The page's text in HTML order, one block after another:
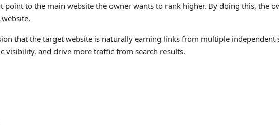
point to the main website the owner wants to rank higher. By doing this, the
that the target website is naturally earning links from multiple
visibility, and drive more traffic from search results.